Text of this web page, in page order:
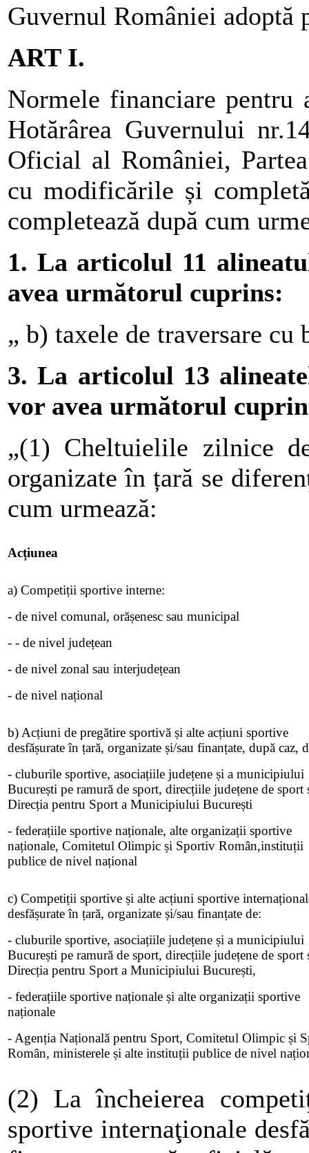
Guvernul României adoptă
ART I.
Normele financiare pentru
Hotărârea Guvernului
Oficial al României,
cu modificările și
completează după cum
1. La articolul 11
avea următorul cuprins:
„ b) taxele de traversare
3. La articolul 13
vor avea următorul
„(1) Cheltuielile zilnice
organizate în țară se
cum urmează:
Acțiunea
a) Competiții sportive interne:
- de nivel comunal, orășenesc sau municipal
- - de nivel județean
- de nivel zonal sau interjudețean
- de nivel național
b) Acțiuni de pregătire sportivă și alte acțiuni sportive
desfășurate în țară, organizate și/sau finanțate, după caz,
- cluburile sportive, asociațiile județene și a municipiului
București pe ramură de sport, direcțiile județene de sport
Direcția pentru Sport a Municipiului București
- federațiile sportive naționale, alte organizații sportive
naționale, Comitetul Olimpic și Sportiv Român,instituții
publice de nivel național
c) Competiții sportive și alte acțiuni sportive
desfășurate în țară, organizate și/sau finanțate de:
- cluburile sportive, asociațiile județene și a municipiului
București pe ramură de sport, direcțiile județene de sport
Direcția pentru Sport a Municipiului București,
- federațiile sportive naționale și alte organizații sportive
naționale
- Agenția Națională pentru Sport, Comitetul Olimpic și
Român, ministerele și alte instituții publice de nivel
(2) La încheierea
sportive internaţionale